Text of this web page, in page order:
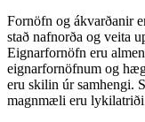
Fornöfn og ákvarðanir
stað nafnorða og veita
Eignarfornöfn eru
eignarfornöfnum og
eru skilin úr samhengi.
magnmæli eru